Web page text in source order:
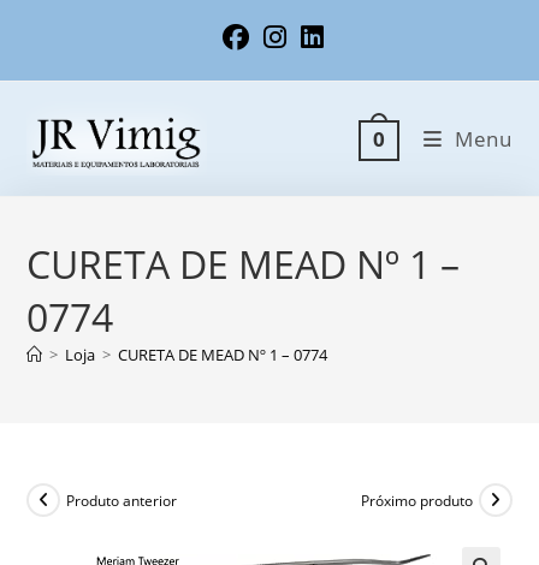
0 Menu
CURETA DE MEAD Nº 1 –
0774
> Loja > CURETA DE MEAD Nº 1 – 0774
Produto anterior Próximo produto